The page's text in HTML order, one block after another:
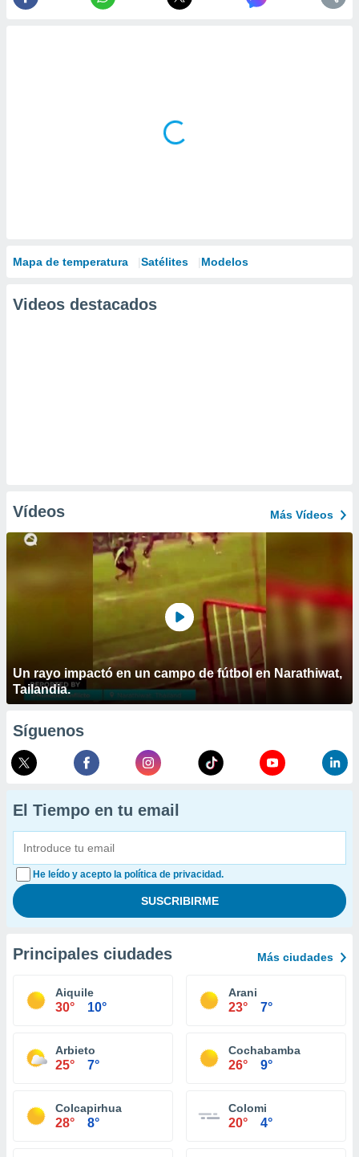
Mapa de temperatura Satélites Modelos
Videos destacados
Vídeos Más Vídeos
Un rayo impactó en un campo de fútbol en Narathiwat,
Tailandia.
Síguenos
El Tiempo en tu email
He leído y acepto la política de privacidad.
Principales ciudades Más ciudades
Aiquile
30° 10°
Arani
23° 7°
Arbieto
25° 7°
Cochabamba
26° 9°
Colcapirhua
28° 8°
Colomi
20° 4°